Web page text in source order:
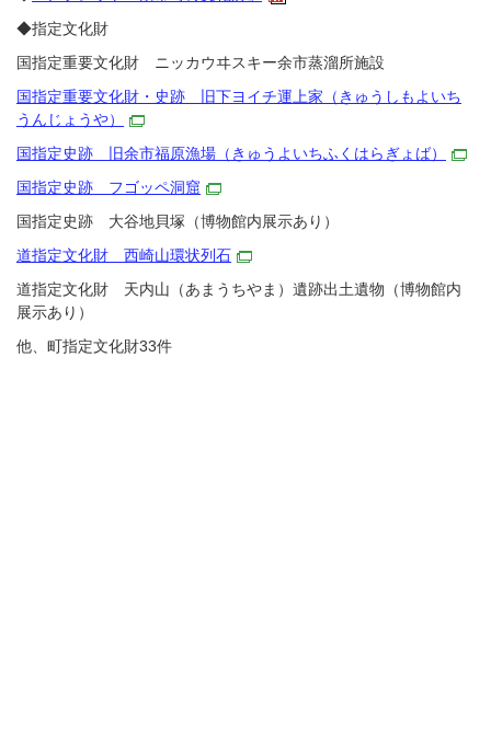
◆指定文化財
国指定重要文化財 ニッカウヰスキー余市蒸溜所施設
国指定重要文化財・史跡 旧下ヨイチ運上家（きゅうしもよいち
うんじょうや）
国指定史跡 旧余市福原漁場（きゅうよいちふくはらぎょば）
国指定史跡 フゴッペ洞窟
国指定史跡 大谷地貝塚（博物館内展示あり）
道指定文化財 西崎山環状列石
道指定文化財 天内山（あまうちやま）遺跡出土遺物（博物館内
展示あり）
他、町指定文化財33件